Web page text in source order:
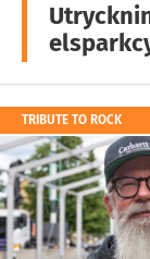
TRIBUTE TO ROCK